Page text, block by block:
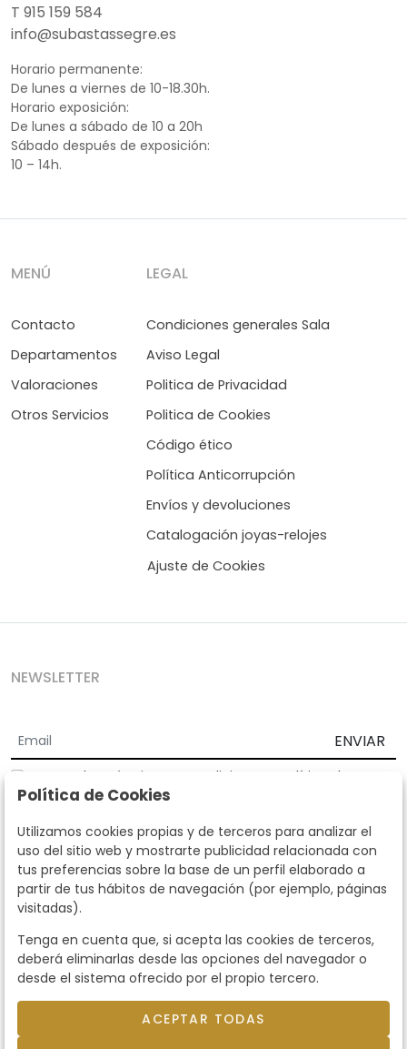
T 915 159 584
info@subastassegre.es
Horario permanente:
De lunes a viernes de 10-18.30h.
Horario exposición:
De lunes a sábado de 10 a 20h
Sábado después de exposición:
10 – 14h.
MENÚ
Contacto
Departamentos
Valoraciones
Otros Servicios
LEGAL
Condiciones generales Sala
Aviso Legal
Politica de Privacidad
Politica de Cookies
Código ético
Política Anticorrupción
Envíos y devoluciones
Catalogación joyas-relojes
Ajuste de Cookies
NEWSLETTER
ENVIAR
Acepto los Términos y Condiciones
Política de
privacidad
Según la LOPD y disposiciones de desarrollo, informamos que sus
datos personales serán tratados por parte de Subastas Segre con la
finalidad de gestionar la relación comercial. Puede ejercitar los
derechos de acceso, rectificación, cancelación, oposición y demás
derechos en los términos establecidos en la normativa vigente
dirigiéndote a nosotros. Asimismo, nos puede solicitar el envío de
llamando al teléfono 915159584 o enviando un e-mail a
info@subastassegre.es
Este sitio está protegido por reCAPTCHA y se aplican la
Términos de servicio de Google.
© 2026
Política de Cookies
Utilizamos cookies propias y de terceros para analizar el
uso del sitio web y mostrarte publicidad relacionada con
tus preferencias sobre la base de un perfil elaborado a
partir de tus hábitos de navegación (por ejemplo, páginas
visitadas).
Tenga en cuenta que, si acepta las cookies de terceros,
deberá eliminarlas desde las opciones del navegador o
desde el sistema ofrecido por el propio tercero.
ACEPTAR TODAS